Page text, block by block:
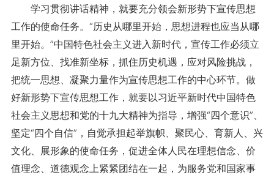
学习贯彻讲话精神，就要充分领会新形势下宣传思想
工作的使命任务。“历史从哪里开始，思想进程也应当从哪
里开始。”中国特色社会主义进入新时代，宣传工作必须立
足新方位、找准新坐标，抓住历史机遇，应对风险挑战，
把统一思想、凝聚力量作为宣传思想工作的中心环节。做
好新形势下宣传思想工作，就要以习近平新时代中国特色
社会主义思想和党的十九大精神为指导，增强“四个意识”、
坚定“四个自信”，自觉承担起举旗帜、聚民心、育新人、兴
文化、展形象的使命任务，促进全体人民在理想信念、价
值理念、道德观念上紧紧团结在一起，为服务党和国家事